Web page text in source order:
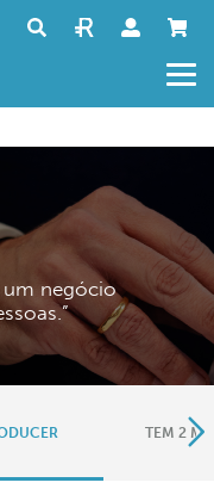
um negócio
TEM 2